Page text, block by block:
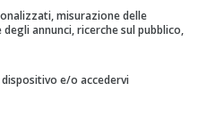
misurazione delle
annunci, ricerche sul pubblico,
e/o accedervi